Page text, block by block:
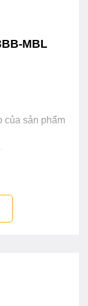
MBL
của sản phẩm